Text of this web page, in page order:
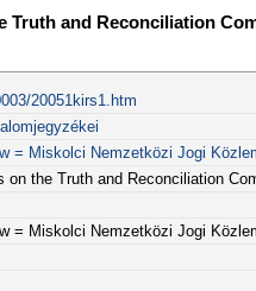
and Reconciliation
20051kirs1.htm
= Miskolci Nemzetközi Jogi
the Truth and Reconciliation
= Miskolci Nemzetközi Jogi